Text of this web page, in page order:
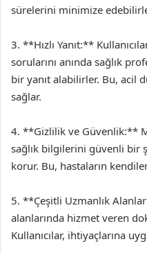
sürelerini minimize
3. **Hızlı Yanıt:**
sorularını anında sağlık
bir yanıt alabilirler. Bu, acil
sağlar.
4. **Gizlilik ve Güvenlik:**
sağlık bilgilerini güvenli bir
korur. Bu, hastaların
5. **Çeşitli Uzmanlık
alanlarında hizmet veren
Kullanıcılar, ihtiyaçlarına